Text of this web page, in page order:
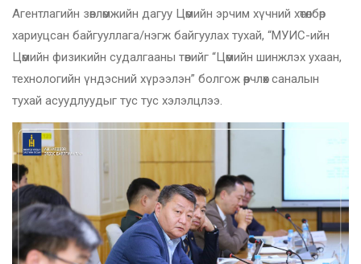
Агентлагийн зөвлөмжийн дагуу Цөмийн эрчим хүчний хөтөлбөр
хариуцсан байгууллага/нэгж байгуулах тухай, “МУИС-ийн
Цөмийн физикийн судалгааны төвийг “Цөмийн шинжлэх ухаан,
технологийн үндэсний хүрээлэн” болгож өөрчлөх саналын
тухай асуудлуудыг тус тус хэлэлцлээ.